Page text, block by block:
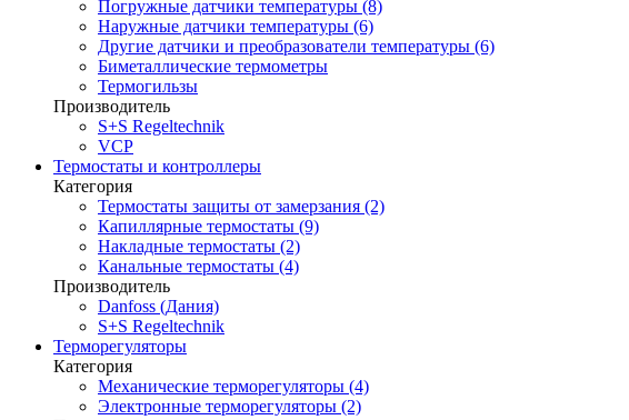
Погружные датчики температуры (8)
Наружные датчики температуры (6)
Другие датчики и преобразователи температуры (6)
Биметаллические термометры
Термогильзы
Производитель
S+S Regeltechnik
VCP
Термостаты и контроллеры
Категория
Термостаты защиты от замерзания (2)
Капиллярные термостаты (9)
Накладные термостаты (2)
Канальные термостаты (4)
Производитель
Danfoss (Дания)
S+S Regeltechnik
Терморегуляторы
Категория
Механические терморегуляторы (4)
Электронные терморегуляторы (2)